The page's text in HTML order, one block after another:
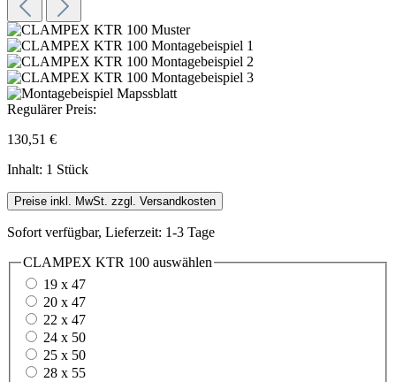
Regulärer Preis:
130,51 €
Inhalt: 1 Stück
Preise inkl. MwSt. zzgl. Versandkosten
Sofort verfügbar, Lieferzeit: 1-3 Tage
CLAMPEX KTR 100 auswählen
19 x 47
20 x 47
22 x 47
24 x 50
25 x 50
28 x 55